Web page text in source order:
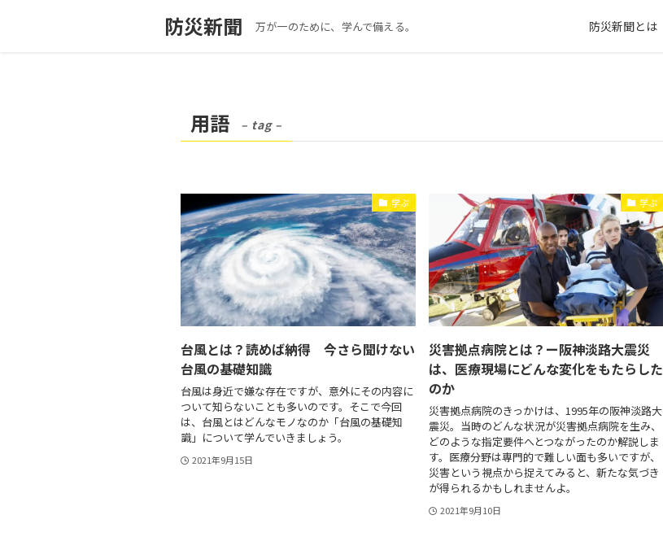
防災新聞 万が一のために、学んで備える。 防災新聞とは
用語 – tag –
学ぶ
台風とは？読めば納得 今さら聞けない
台風の基礎知識
台風は身近で嫌な存在ですが、意外にその内容に
ついて知らないことも多いのです。そこで今回
は、台風とはどんなモノなのか「台風の基礎知
識」について学んでいきましょう。
2021年9月15日
学ぶ
災害拠点病院とは？ー阪神淡路大震災
は、医療現場にどんな変化をもたらした
のか
災害拠点病院のきっかけは、1995年の阪神淡路大
震災。当時のどんな状況が災害拠点病院を生み、
どのような指定要件へとつながったのか解説しま
す。医療分野は専門的で難しい面も多いですが、
災害という視点から捉えてみると、新たな気づき
が得られるかもしれませんよ。
2021年9月10日